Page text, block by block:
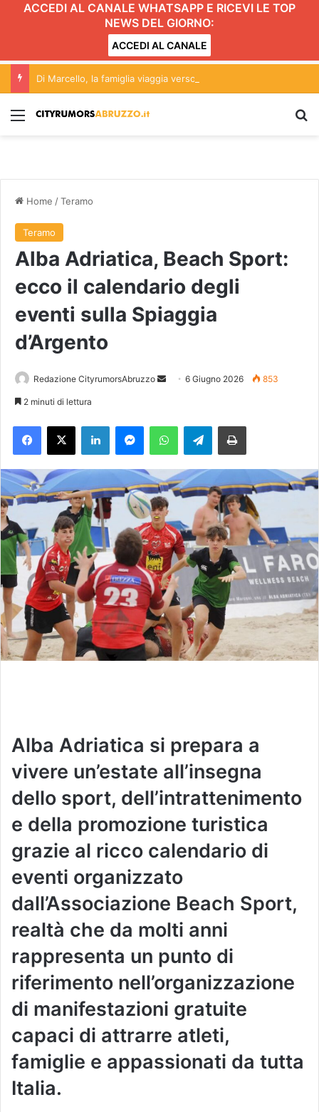
ACCEDI AL CANALE WHATSAPP E RICEVI LE TOP
NEWS DEL GIORNO:
ACCEDI AL CANALE
Di Marcello, la famiglia viaggia verso il Nepal
Menu
Home /Teramo
Teramo
Alba Adriatica, Beach Sport:
ecco il calendario degli
eventi sulla Spiaggia
d’Argento
Redazione CityrumorsAbruzzo
a
n
'
e
m
a
l
6 Giugno 2026 853
2 minuti di lettura
Telegram
Alba Adriatica si prepara a
vivere un’estate all’insegna
dello sport, dell’intrattenimento
e della promozione turistica
grazie al ricco calendario di
eventi organizzato
dall’Associazione Beach Sport,
realtà che da molti anni
rappresenta un punto di
riferimento nell’organizzazione
di manifestazioni gratuite
capaci di attrarre atleti,
famiglie e appassionati da tutta
Italia.